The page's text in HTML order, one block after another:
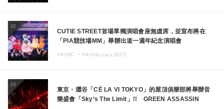
02
CUTIE STREET首場單獨演唱會座無虛席，並宣布將在
「PIA競技場MM」舉辦出道一週年紀念演唱會
MUSIC ・ 04.February.2025
03
東京・澀谷「CÉ LA VI TOKYO」的屋頂俱樂部將舉辦音
樂盛會「Sky‘s The Limit」!! GREEN ASSASSIN